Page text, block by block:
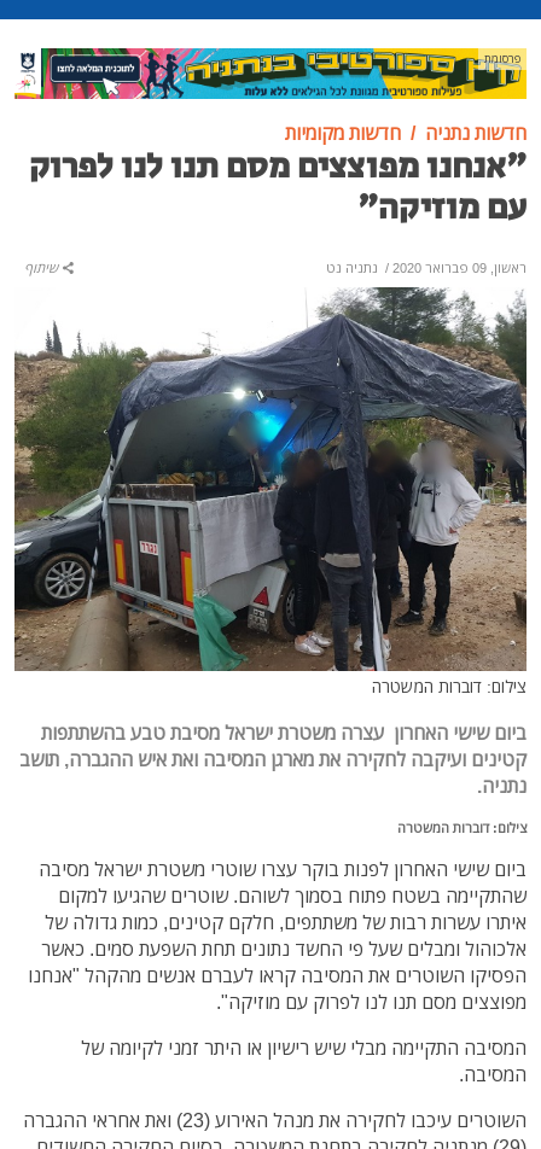
פרסומת
חדשות נתניה חדשות מקומיות
"אנחנו מפוצצים מסם תנו לנו לפרוק
עם מוזיקה"
ראשון, 09 פברואר 2020 / נתניה נט שיתוף
צילום: דוברות המשטרה
ביום שישי האחרון עצרה משטרת ישראל מסיבת טבע בהשתתפות
קטינים ועיקבה לחקירה את מארגן המסיבה ואת איש ההגברה, תושב
נתניה.
צילום: דוברות המשטרה
ביום שישי האחרון לפנות בוקר עצרו שוטרי משטרת ישראל מסיבה
שהתקיימה בשטח פתוח בסמוך לשוהם. שוטרים שהגיעו למקום
איתרו עשרות רבות של משתתפים, חלקם קטינים, כמות גדולה של
אלכוהול ומבלים שעל פי החשד נתונים תחת השפעת סמים. כאשר
הפסיקו השוטרים את המסיבה קראו לעברם אנשים מהקהל "אנחנו
מפוצצים מסם תנו לנו לפרוק עם מוזיקה".
המסיבה התקיימה מבלי שיש רישיון או היתר זמני לקיומה של
המסיבה.
השוטרים עיכבו לחקירה את מנהל האירוע (23) ואת אחראי ההגברה